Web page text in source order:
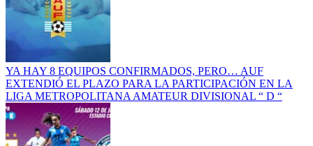
YA HAY 8 EQUIPOS CONFIRMADOS, PERO… AUF
EXTENDIÓ EL PLAZO PARA LA PARTICIPACIÓN EN LA
LIGA METROPOLITANA AMATEUR DIVISIONAL “ D “